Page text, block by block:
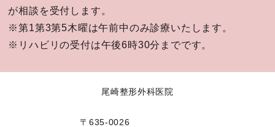
が相談を受付します。
※第1第3第5木曜は午前中のみ診療いたします。
※リハビリの受付は午後6時30分までです。
尾崎整形外科医院
〒635-0026